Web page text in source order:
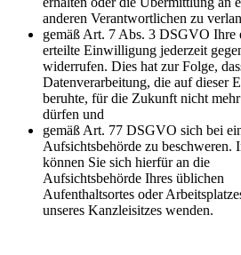
anderen Verantwortlichen zu
gemäß Art. 7 Abs. 3 DSGVO Ihre
erteilte Einwilligung jederzeit
widerrufen. Dies hat zur Folge,
Datenverarbeitung, die auf dieser
beruhte, für die Zukunft nicht
dürfen und
gemäß Art. 77 DSGVO sich bei
Aufsichtsbehörde zu beschweren.
können Sie sich hierfür an die
Aufsichtsbehörde Ihres üblichen
Aufenthaltsortes oder
unseres Kanzleisitzes wenden.